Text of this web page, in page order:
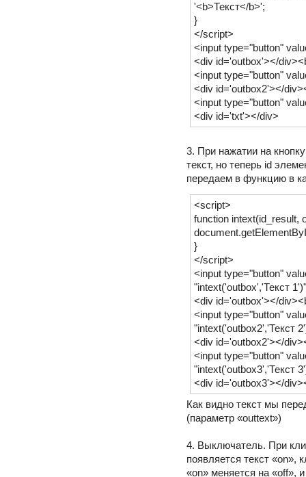
'<b>Текст</b>';
}
</script>
<input type="button"
<div id='outbox'></
<input type="button"
<div id='outbox2'></
<input type="button"
<div id='txt'></div>
3. При нажатии на
текст, но теперь id
передаем в функцию в
<script>
function intext(id_result,
}
</script>
<input type="button"
"intext('outbox','Текст
<div id='outbox'></
<input type="button"
"intext('outbox2','Текст
<div id='outbox2'></
<input type="button"
"intext('outbox3','Текст
<div id='outbox3'></
Как видно текст мы
(параметр «outtext»)
4. Выключатель. При
появляется текст «on»,
«on» меняется на «off»,